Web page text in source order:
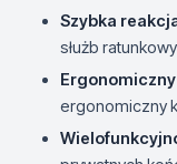
Szybka
służb
ergonomiczny